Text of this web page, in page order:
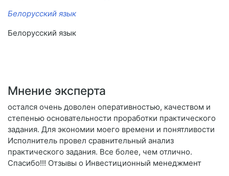
Белорусский язык
Белорусский язык
Мнение эксперта
остался очень доволен оперативностью, качеством и
степенью основательности проработки практического
задания. Для экономии моего времени и понятливости
Исполнитель провел сравнительный анализ
практического задания. Все более, чем отлично.
Спасибо!!! Отзывы о Инвестиционный менеджмент